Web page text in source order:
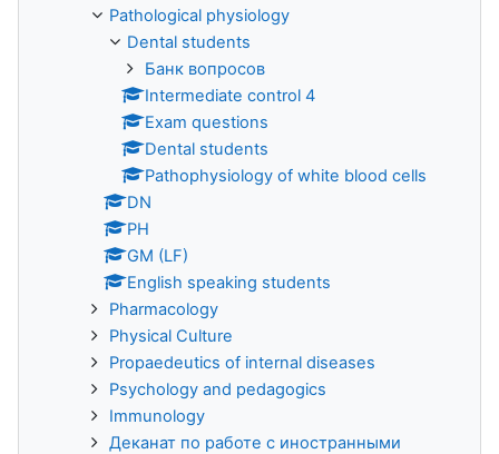
Pathological physiology
Dental students
Банк вопросов
Intermediate control 4
Exam questions
Dental students
Pathophysiology of white blood cells
DN
PH
GM (LF)
English speaking students
Pharmacology
Physical Culture
Propaedeutics of internal diseases
Psychology and pedagogics
Immunology
Деканат по работе с иностранными